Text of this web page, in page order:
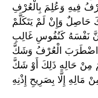
فِيهِ وَعُلِمَ بِالْعُرْفِ
حَاصِلٌ وَإِنْ لَمْ يَتَكَلَّمْ
نَفْسَهُ كَنُفُوسِ غَالِبِ
اضْطَرَبَ الْعُرْفُ وَشَكَّ
مِنْ حَالِهِ ذَلِكَ أَوْ شَكَّ